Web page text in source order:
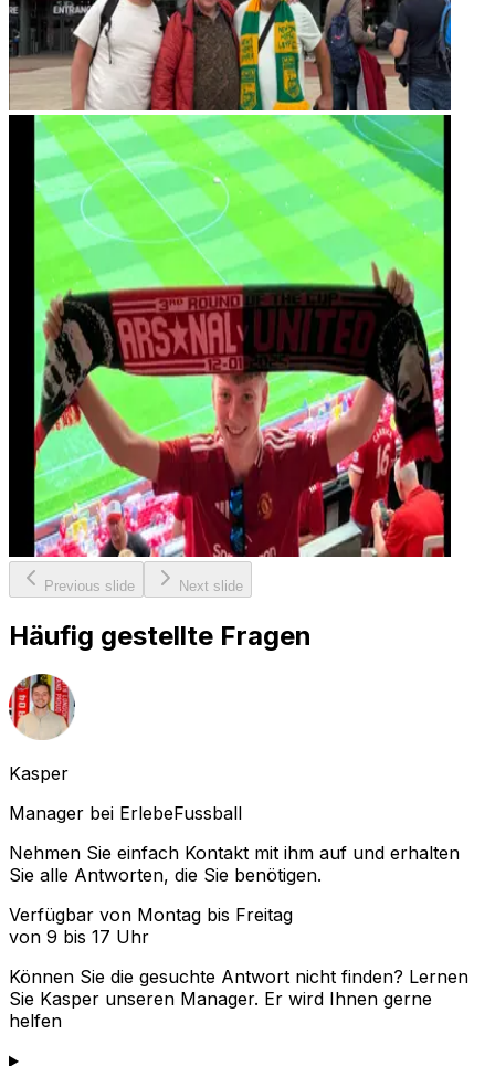
Previous slide Next slide
Häufig gestellte Fragen
Kasper
Manager bei ErlebeFussball
Nehmen Sie einfach Kontakt mit ihm auf und erhalten
Sie alle Antworten, die Sie benötigen.
Verfügbar von Montag bis Freitag
von 9 bis 17 Uhr
Können Sie die gesuchte Antwort nicht finden? Lernen
Sie Kasper unseren Manager. Er wird Ihnen gerne
helfen